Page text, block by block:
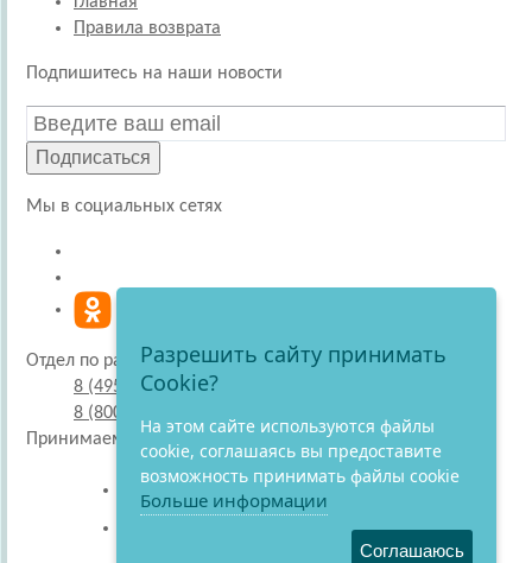
Правила возврата
Подпишитесь на наши новости
Подписаться
Мы в социальных сетях
Отдел по работе с покупателями
8 (495) 220-51-30
8 (800) 707-27-19
Принимаем к оплате
Разрешить сайту принимать
Cookie?
На этом сайте используются файлы
cookie, соглашаясь вы предоставите
возможность принимать файлы cookie
Больше информации
Соглашаюсь